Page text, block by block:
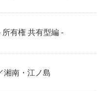
所有権 共有型編 -
湘南・江ノ島